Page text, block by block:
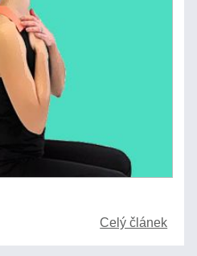
Celý článek